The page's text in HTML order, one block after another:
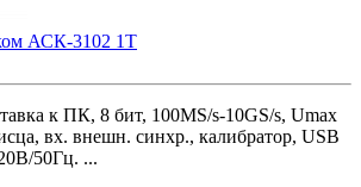
АСК-3102 1Т
к ПК, 8 бит, 100MS/s-10GS/s, Umax
вх. внешн. синхр., калибратор, USB
50Гц. ...